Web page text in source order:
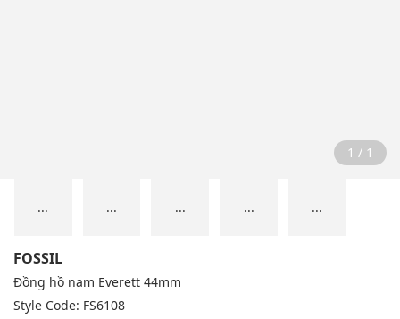
1 / 1
... ... ... ... ...
FOSSIL
Đồng hồ nam Everett 44mm
Style Code: FS6108